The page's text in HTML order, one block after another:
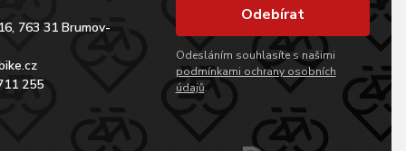
763 31 Brumov-
255
Odebírat
Odesláním souhlasíte s našimi
podmínkami ochrany osobních
údajů.